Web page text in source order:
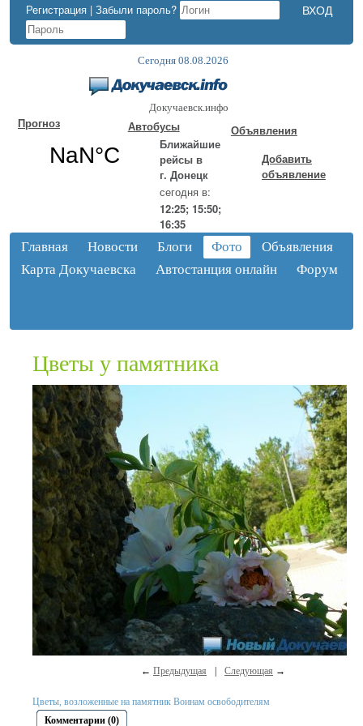
Регистрация | Забыли пароль?
Сегодня 08.08.2026
Докучаевск.инфо
Прогноз
Автобусы
Ближайшие
рейсы в
г. Донецк
сегодня в:
12:25; 15:50;
16:35
Объявления
Добавить
объявление
Главная Новости Блоги Фото
Объявления
Карта Докучаевска
Автостанция онлайн Форум
Цветы у памятника
← Предыдущая Следующая →
Цветы, возложенные на памятник Воинам освободителям
Комментарии (0)